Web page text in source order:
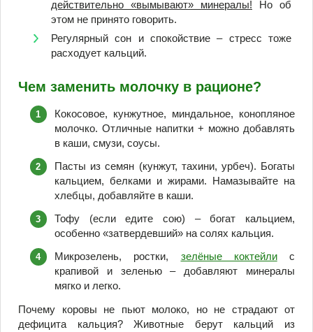
действительно «вымывают» минералы! Но об
этом не принято говорить.
Регулярный сон и спокойствие – стресс тоже
расходует кальций.
Чем заменить молочку в рационе?
Кокосовое, кунжутное, миндальное, конопляное
молочко. Отличные напитки + можно добавлять
в каши, смузи, соусы.
Пасты из семян (кунжут, тахини, урбеч). Богаты
кальцием, белками и жирами. Намазывайте на
хлебцы, добавляйте в каши.
Тофу (если едите сою) – богат кальцием,
особенно «затвердевший» на солях кальция.
Микрозелень, ростки, зелёные коктейлис
крапивой и зеленью – добавляют минералы
мягко и легко.
Почему коровы не пьют молоко, но не страдают от
дефицита кальция? Животные берут кальций из